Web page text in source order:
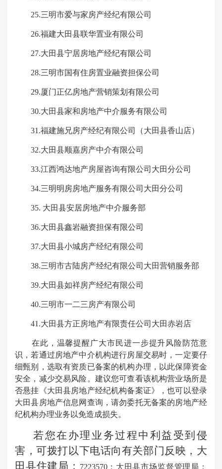
25.三明市爱与家房产经纪有限公司
26.福建大田县联华置业有限公司
27.大田县宁居房地产经纪有限公司
28.三明市国有住房置业融资担保公司
29.厦门正亿房地产营销策划有限公司
30.大田县家和房地产中介服务有限公司
31.福建施兄房产经纪有限公司（大田县香山店）
32.大田县顺嘉房产中介有限公司
33.江西鸿达地产房屋咨询有限公司大田分公司
34.三明明房房地产服务有限公司大田分公司
35. 大田县安居房地产中介服务部
36.大田县鑫岩融资担保有限公司
37.大田县小城房产经纪有限公司
38.三明市古陆房产经纪有限公司大田营销服务部
39.大田县如祥房产经纪有限公司
40.三明市一二三房产有限公司
41.大田县方正房地产有限责任公司大田赤岩店
在此，温馨提醒广大市民进一步提升风险防范意
识，若通过房地产中介机构进行房屋交易时，一定要仔
细甄别，选取有资质已备案的机构办理，以此保障资金
安全，减少交易风险。建议您可查看该机构营业场所是
否悬挂《大田县房地产经纪机构备案证》，也可以登录
大田县房地产信息网查询，请勿委托无备案的房地产经
纪机构办理业务以免造成损失。
若您在办理业务过程中利益受到侵
害，可拨打以下电话向有关部门反映，大
田县住建局：
7223570；大田县市场监督管理局：